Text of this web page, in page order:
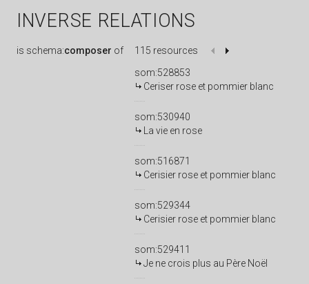
INVERSE RELATIONS
is schema:composer of
115 resources
som:528853
Ceriser rose et pommier blanc
som:530940
La vie en rose
som:516871
Cerisier rose et pommier blanc
som:529344
Cerisier rose et pommier blanc
som:529411
Je ne crois plus au Père Noël